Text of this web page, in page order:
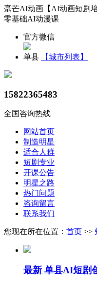
毫芒AI动画【AI动画短剧
零基础AI动漫课
官方微信
单县 【城市列表】
15822365483
全国咨询热线
网站首页
制造明星
适合人群
短剧专业
开课公告
明星之路
热门问题
咨询留言
联系我们
您现在所在位置： 首页 >>
最新 单县AI短剧